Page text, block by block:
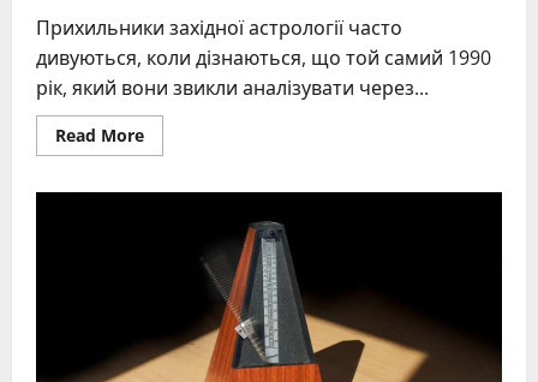
Прихильники західної астрології часто
дивуються, коли дізнаються, що той самий 1990
рік, який вони звикли аналізувати через...
Read MoreRead
more
характер
Металeвого
відбиток
на
долі